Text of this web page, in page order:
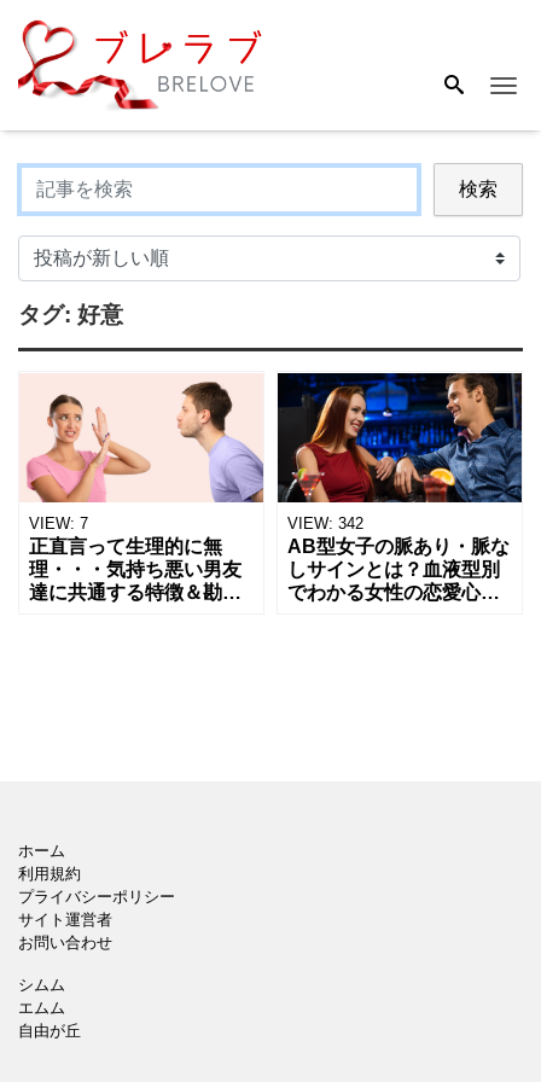
検索
タグ: 好意
VIEW: 7
正直言って生理的に無
理・・・気持ち悪い男友
達に共通する特徴＆勘違
VIEW: 342
AB型女子の脈あり・脈な
しサインとは？血液型別
でわかる女性の恋愛心理
ホーム
利用規約
プライバシーポリシー
サイト運営者
お問い合わせ
シムム
エムム
自由が丘